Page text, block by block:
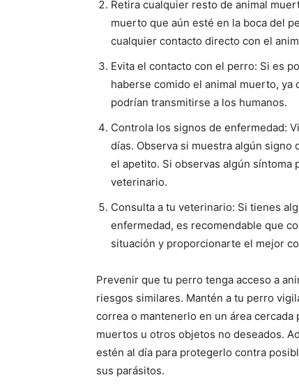
Retira cualquier resto de animal
muerto que aún esté en la boca del
cualquier contacto directo con el
Evita el contacto con el perro: Si es
haberse comido el animal muerto,
podrían transmitirse a los humanos.
Controla los signos de enfermedad:
días. Observa si muestra algún signo
el apetito. Si observas algún síntoma
veterinario.
Consulta a tu veterinario: Si tienes
enfermedad, es recomendable que
situación y proporcionarte el mejor
Prevenir que tu perro tenga acceso a
riesgos similares. Mantén a tu perro
correa o mantenerlo en un área
muertos u otros objetos no deseados.
estén al día para protegerlo contra
sus parásitos.